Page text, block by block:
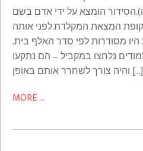
הומצא על ידי אדם בשם
בשנת 1868 בתקופת המצאת המקלדת.לפני אותה
מסודרות לפי סדר האלף בית.
נלחצו במקביל – הם נתקעו
והיה צורך לשחרר אותם באופן […]
MORE ...